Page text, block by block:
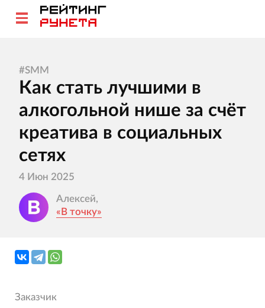
#SMM
Как стать лучшими в
алкогольной нише за счёт
креатива в социальных
сетях
4 Июн 2025
Алексей,
«В точку»
Заказчик